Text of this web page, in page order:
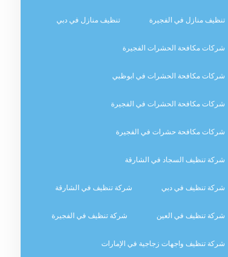
تنظيف منازل في الفجيرة تنظيف منازل في دبي
شركات مكافحة الحشرات الفجيرة
شركات مكافحة الحشرات في ابوظبي
شركات مكافحة الحشرات في الفجيرة
شركات مكافحة حشرات في الفجيرة
شركة تنظيف السجاد في الشارقة
شركة تنظيف في دبي شركة تنظيف في الشارقة
شركة تنظيف في العين شركة تنظيف في الفجيرة
شركة تنظيف واجهات زجاجية في الإمارات